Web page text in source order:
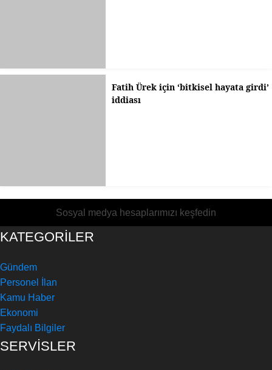
Fatih Ürek için ‘bitkisel hayata girdi’
iddiası
Sosyal medya hesaplarımızı keşfedin
KATEGORİLER
Gündem
Personel İlan
Kamu Haber
Ekonomi
Faydalı Bilgiler
SERVİSLER